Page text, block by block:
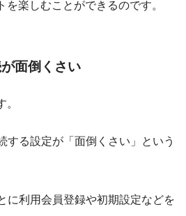
を楽しむことができるのです。
面倒くさい
する設定が「面倒くさい」という
に利用会員登録や初期設定などを